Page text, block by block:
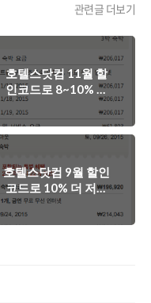
관련글 더보기
호텔스닷컴 11월 할
인코드로 8~10% 저
렴하게 호텔을 예약하
호텔스닷컴 9월 할인
코드로 10% 더 저렴
한 추석 연휴 여행을
준비하세요!